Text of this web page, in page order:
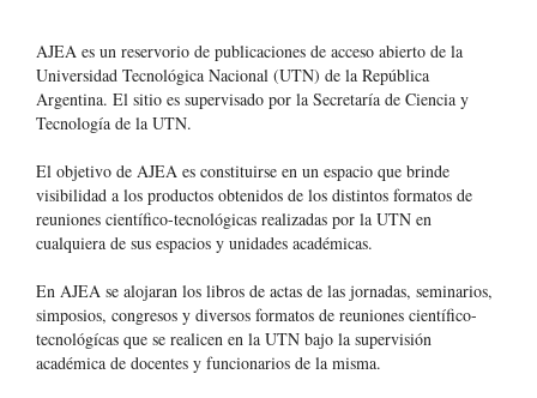
AJEA es un reservorio de publicaciones de acceso abierto de la
Universidad Tecnológica Nacional (UTN) de la República
Argentina. El sitio es supervisado por la Secretaría de Ciencia y
Tecnología de la UTN.
El objetivo de AJEA es constituirse en un espacio que brinde
visibilidad a los productos obtenidos de los distintos formatos de
reuniones científico-tecnológicas realizadas por la UTN en
cualquiera de sus espacios y unidades académicas.
En AJEA se alojaran los libros de actas de las jornadas, seminarios,
simposios, congresos y diversos formatos de reuniones científico-
tecnológícas que se realicen en la UTN bajo la supervisión
académica de docentes y funcionarios de la misma.